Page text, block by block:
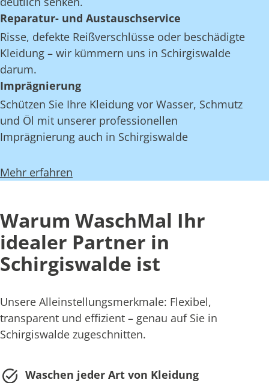
Reparatur- und Austauschservice
Risse, defekte Reißverschlüsse oder beschädigte
Kleidung – wir kümmern uns in Schirgiswalde
darum.
Imprägnierung
Schützen Sie Ihre Kleidung vor Wasser, Schmutz
und Öl mit unserer professionellen
Imprägnierung auch in Schirgiswalde
Mehr erfahren
Warum WaschMal Ihr
idealer Partner in
Schirgiswalde ist
Unsere Alleinstellungsmerkmale: Flexibel,
transparent und effizient – genau auf Sie in
Schirgiswalde zugeschnitten.
Waschen jeder Art von Kleidung